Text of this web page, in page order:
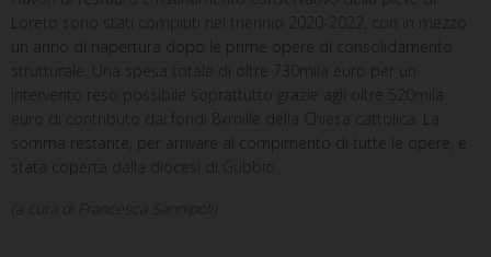
Loreto sono stati compiuti nel triennio 2020-2022, con in mezzo
un anno di riapertura dopo le prime opere di consolidamento
strutturale. Una spesa totale di oltre 730mila euro per un
intervento reso possibile soprattutto grazie agli oltre 520mila
euro di contributo dai fondi 8xmille della Chiesa cattolica. La
somma restante, per arrivare al compimento di tutte le opere, è
stata coperta dalla diocesi di Gubbio.